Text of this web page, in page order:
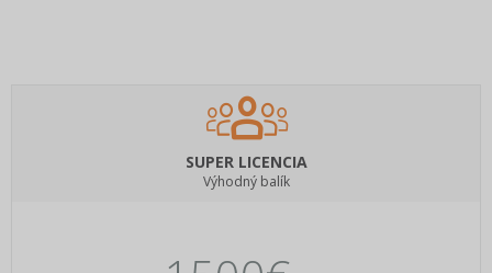
SUPER LICENCIA
Výhodný balík